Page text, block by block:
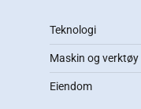
Teknologi
Maskin og verktøy
Eiendom